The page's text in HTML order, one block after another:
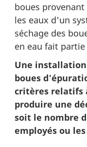
boues
les eaux d'un
séchage des
en eau fait
Une
boues
critères relatifs
produire une
soit le nombre
employés ou